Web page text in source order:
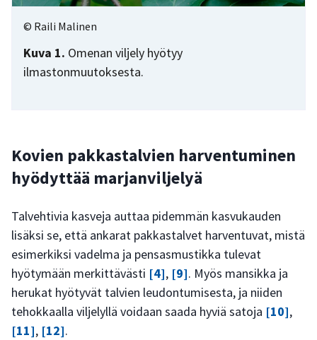
Kuva 1. Omenan viljely hyötyy
ilmastonmuutoksesta.
© Raili Malinen
Kovien pakkastalvien harventuminen
hyödyttää marjanviljelyä
Talvehtivia kasveja auttaa pidemmän kasvukauden
lisäksi se, että ankarat pakkastalvet harventuvat, mistä
esimerkiksi vadelma ja pensasmustikka tulevat
hyötymään merkittävästi [4], [9]. Myös mansikka ja
herukat hyötyvät talvien leudontumisesta, ja niiden
tehokkaalla viljelyllä voidaan saada hyviä satoja [10],
[11], [12].